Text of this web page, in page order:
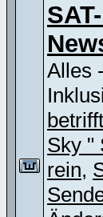
Alles
Sky "
rein,